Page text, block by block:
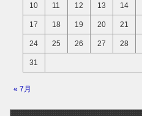
10 11 12 13 14
17 18 19 20 21
24 25 26 27 28
31
« 7月